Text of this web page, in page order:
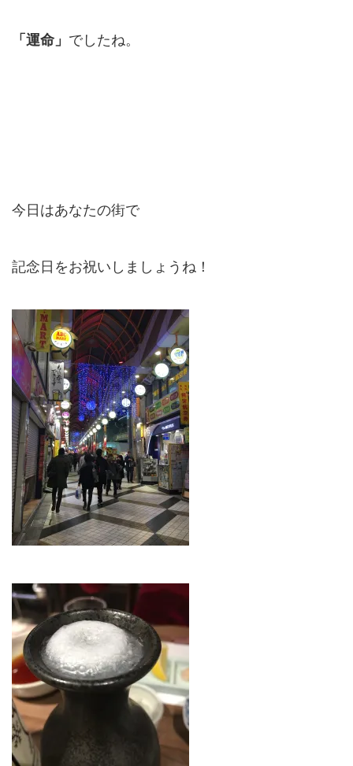
「運命」 でしたね。
今日はあなたの街で
記念日をお祝いしましょうね！